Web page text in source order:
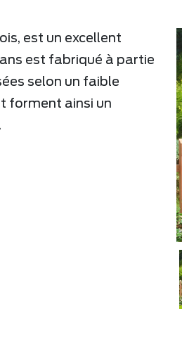
est un excellent
est fabriqué à partie
selon un faible
forment ainsi un